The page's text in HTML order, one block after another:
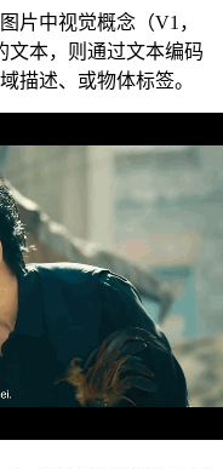
中视觉概念（V1，
文本，则通过文本编码
描述、或物体标签。